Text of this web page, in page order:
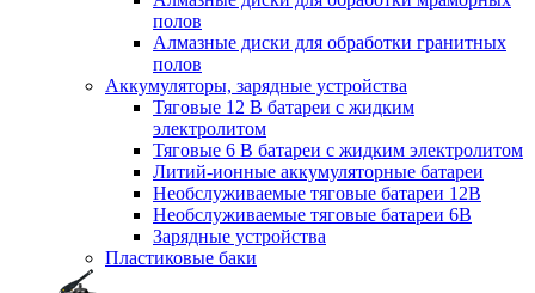
полов
Алмазные диски для обработки гранитных
полов
Аккумуляторы, зарядные устройства
Тяговые 12 В батареи с жидким
электролитом
Тяговые 6 В батареи с жидким электролитом
Литий-ионные аккумуляторные батареи
Необслуживаемые тяговые батареи 12В
Необслуживаемые тяговые батареи 6В
Зарядные устройства
Пластиковые баки